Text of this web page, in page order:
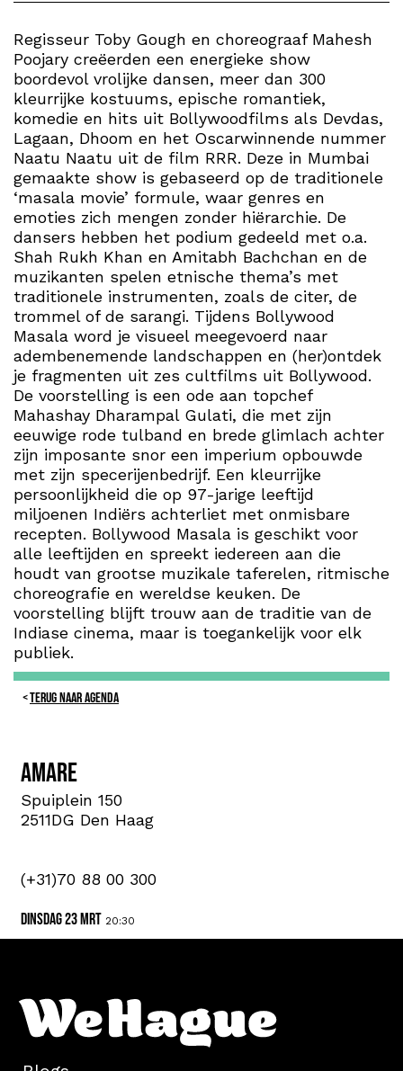
Regisseur Toby Gough en choreograaf Mahesh
Poojary creëerden een energieke show
boordevol vrolijke dansen, meer dan 300
kleurrijke kostuums, epische romantiek,
komedie en hits uit Bollywoodfilms als Devdas,
Lagaan, Dhoom en het Oscarwinnende nummer
Naatu Naatu uit de film RRR. Deze in Mumbai
gemaakte show is gebaseerd op de traditionele
‘masala movie’ formule, waar genres en
emoties zich mengen zonder hiërarchie. De
dansers hebben het podium gedeeld met o.a.
Shah Rukh Khan en Amitabh Bachchan en de
muzikanten spelen etnische thema’s met
traditionele instrumenten, zoals de citer, de
trommel of de sarangi. Tijdens Bollywood
Masala word je visueel meegevoerd naar
adembenemende landschappen en (her)ontdek
je fragmenten uit zes cultfilms uit Bollywood.
De voorstelling is een ode aan topchef
Mahashay Dharampal Gulati, die met zijn
eeuwige rode tulband en brede glimlach achter
zijn imposante snor een imperium opbouwde
met zijn specerijenbedrijf. Een kleurrijke
persoonlijkheid die op 97-jarige leeftijd
miljoenen Indiërs achterliet met onmisbare
recepten. Bollywood Masala is geschikt voor
alle leeftijden en spreekt iedereen aan die
houdt van grootse muzikale taferelen, ritmische
choreografie en wereldse keuken. De
voorstelling blijft trouw aan de traditie van de
Indiase cinema, maar is toegankelijk voor elk
publiek.
TERUG NAAR AGENDA
Amare
Spuiplein 150
2511DG Den Haag
(+31)70 88 00 300
dinsdag 23 mrt 20:30